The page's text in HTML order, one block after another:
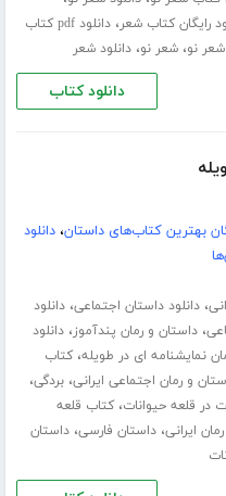
رایگان کتاب شعر،
دانلود pdf کتاب
،شعر نو،دانلود شعر
دانلود کتاب
بهترین کتاب‌های داستان،دانلود
،دانلود داستان اجتماعی،دانلود
،داستان و رمان پندآموز،دانلود
نمایشنامه ای در طویله،کتاب
و رمان اجتماعی ایرانی،بردگی،
قلعه حیوانات،کتاب قلعه
ایرانی،داستان فارسی،داستان